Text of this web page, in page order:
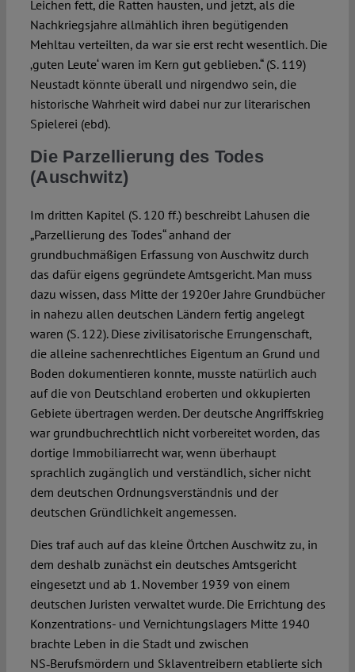
Leichen fett, die Ratten hausten, und jetzt, als die
Nachkriegsjahre allmählich ihren begütigenden
Mehltau verteilten, da war sie erst recht wesentlich. Die
‚guten Leute‘ waren im Kern gut geblieben.“ (S. 119)
Neustadt könnte überall und nirgendwo sein, die
historische Wahrheit wird dabei nur zur literarischen
Spielerei (ebd).
Die Parzellierung des Todes
(Auschwitz)
Im dritten Kapitel (S. 120 ff.) beschreibt Lahusen die
„Parzellierung des Todes“ anhand der
grundbuchmäßigen Erfassung von Auschwitz durch
das dafür eigens gegründete Amtsgericht. Man muss
dazu wissen, dass Mitte der 1920er Jahre Grundbücher
in nahezu allen deutschen Ländern fertig angelegt
waren (S. 122). Diese zivilisatorische Errungenschaft,
die alleine sachenrechtliches Eigentum an Grund und
Boden dokumentieren konnte, musste natürlich auch
auf die von Deutschland eroberten und okkupierten
Gebiete übertragen werden. Der deutsche Angriffskrieg
war grundbuchrechtlich nicht vorbereitet worden, das
dortige Immobiliarrecht war, wenn überhaupt
sprachlich zugänglich und verständlich, sicher nicht
dem deutschen Ordnungsverständnis und der
deutschen Gründlichkeit angemessen.
Dies traf auch auf das kleine Örtchen Auschwitz zu, in
dem deshalb zunächst ein deutsches Amtsgericht
eingesetzt und ab 1. November 1939 von einem
deutschen Juristen verwaltet wurde. Die Errichtung des
Konzentrations- und Vernichtungslagers Mitte 1940
brachte Leben in die Stadt und zwischen
NS‑Berufsmördern und Sklaventreibern etablierte sich